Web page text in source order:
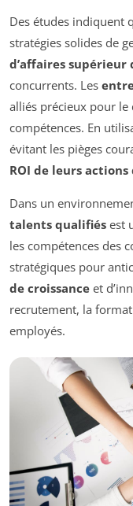
Des études indiquent
stratégies solides de
d’affaires supérieur
concurrents. Les
alliés précieux pour
compétences. En
évitant les pièges
ROI de leurs
Dans un
talents qualifiés est
les compétences des
stratégiques pour
de croissance et
recrutement, la
employés.